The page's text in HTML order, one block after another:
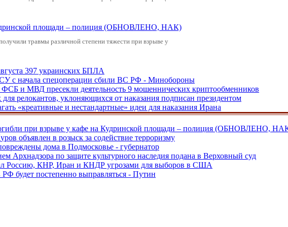
площади – полиция (ОБНОВЛЕНО, НАК)
травмы различной степени тяжести при взрыве у
397 украинских БПЛА
с начала спецоперации сбили ВС РФ - Минобороны
и МВД пресекли деятельность 9 мошеннических криптообменников
для релокантов, уклоняющихся от наказания подписан президентом
«креативные и нестандартные» идеи для наказания Ирана
при взрыве у кафе на Кудринской площади – полиция (ОБНОВЛЕНО,
объявлен в розыск за содействие терроризму
дома в Подмосковье - губернатор
Архнадзора по защите культурного наследия подана в Верховный суд
Россию, КНР, Иран и КНДР угрозами для выборов в США
будет постепенно выправляться - Путин